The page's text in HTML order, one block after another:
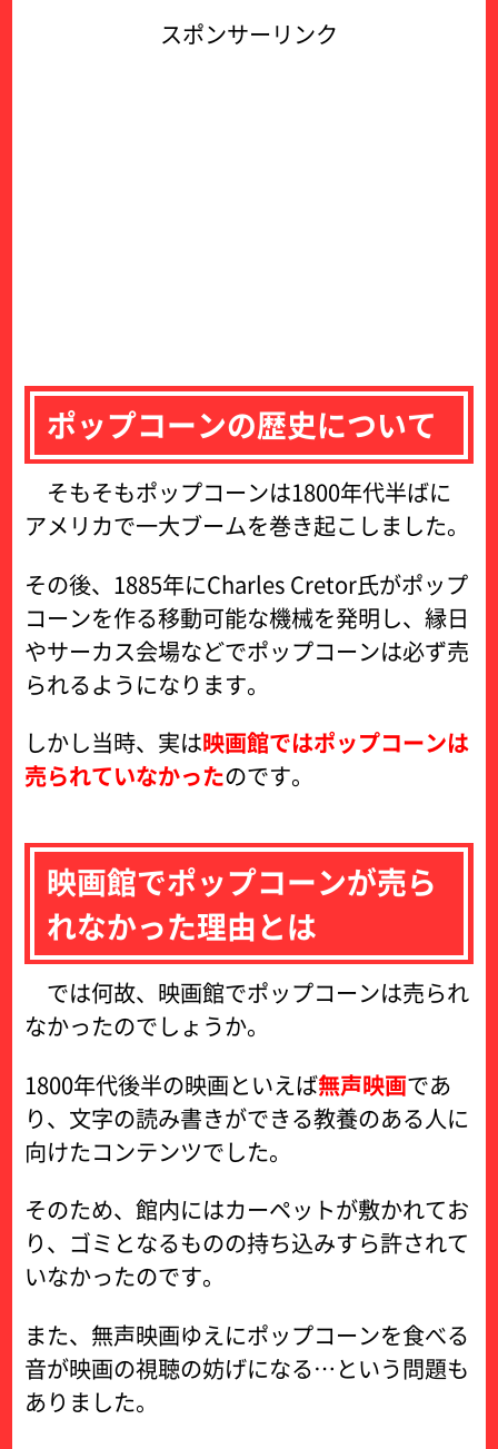
スポンサーリンク
ポップコーンの歴史について
そもそもポップコーンは1800年代半ばに
アメリカで一大ブームを巻き起こしました。
その後、1885年にCharles Cretor氏がポップ
コーンを作る移動可能な機械を発明し、縁日
やサーカス会場などでポップコーンは必ず売
られるようになります。
しかし当時、実は映画館ではポップコーンは
売られていなかったのです。
映画館でポップコーンが売ら
れなかった理由とは
では何故、映画館でポップコーンは売られ
なかったのでしょうか。
1800年代後半の映画といえば無声映画であ
り、文字の読み書きができる教養のある人に
向けたコンテンツでした。
そのため、館内にはカーペットが敷かれてお
り、ゴミとなるものの持ち込みすら許されて
いなかったのです。
また、無声映画ゆえにポップコーンを食べる
音が映画の視聴の妨げになる…という問題も
ありました。